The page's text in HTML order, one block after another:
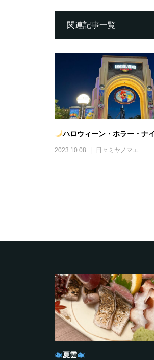
関連記事一覧
ハロウィーン・ホラー・ナ
2023.10.08 日々ミヤノマエ
おすそわけ